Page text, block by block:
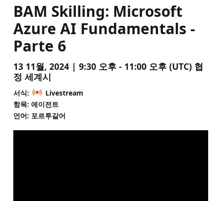
BAM Skilling: Microsoft
Azure AI Fundamentals -
Parte 6
13 11월, 2024 | 9:30 오후 - 11:00 오후 (UTC) 협
정 세계시
서식:
Livestream
항목: 에이전트
언어: 포르투갈어